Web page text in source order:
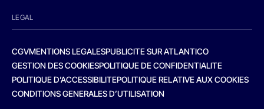
LEGAL
CGVMENTIONS LEGALESPUBLICITE SUR ATLANTICO
GESTION DES COOKIESPOLITIQUE DE CONFIDENTIALITE
POLITIQUE D’ACCESSIBILITEPOLITIQUE RELATIVE AUX COOKIES
CONDITIONS GENERALES D’UTILISATION